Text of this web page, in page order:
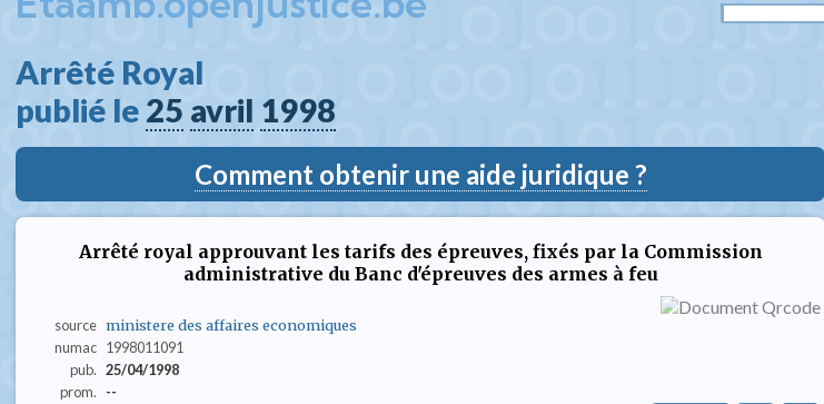
Arrêté Royal
publié le 25 avril 1998
Comment obtenir une aide juridique ?
Arrêté royal approuvant les tarifs des épreuves, fixés par la Commission
administrative du Banc d'épreuves des armes à feu
source ministere des affaires economiques
numac 1998011091
pub. 25/04/1998
prom.
--